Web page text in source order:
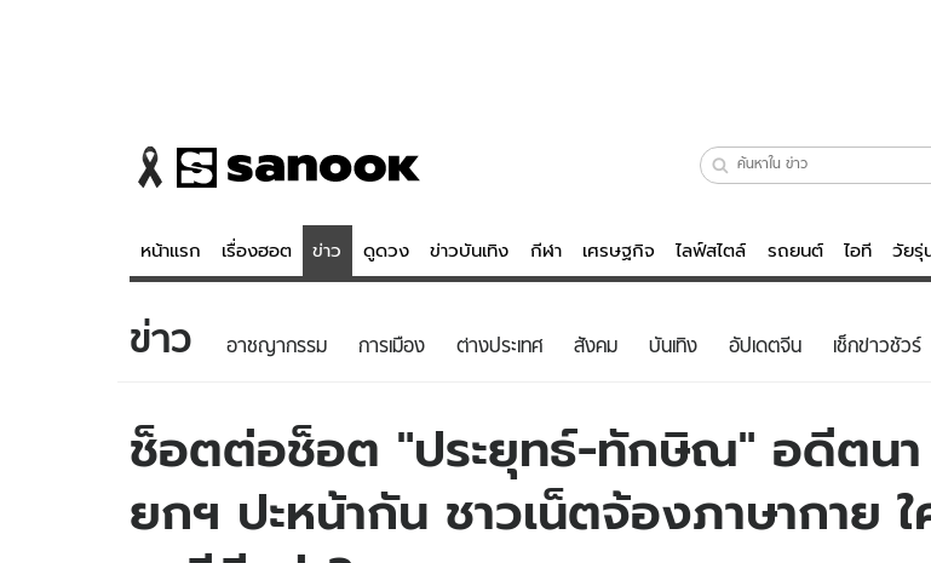
หน้าแรก เรื่องฮอต ข่าว ดูดวง ข่าวบันเทิง กีฬา เศรษฐกิจ ไลฟ์สไตล์ รถยนต์ ไอที วัยรุ่
ข่าว
ข่าวบันเทิง
ข่าวกีฬา
ข่าวเศรษฐกิจ
ดูดวง - ตรวจหวย
สถิติหวยไทย
หวยลาว
ไลฟ์สไตล์
วัยรุ่น
ไอที
รถยนต์
ข่าว อาชญากรรม การเมือง ต่างประเทศ สังคม บันเทิง อัปเดตจีน เช็กข่าวชัวร์
ช็อตต่อช็อต "ประยุทธ์-ทักษิณ" อดีตนา
ยกฯ ปะหน้ากัน ชาวเน็ตจ้องภาษากาย ใ